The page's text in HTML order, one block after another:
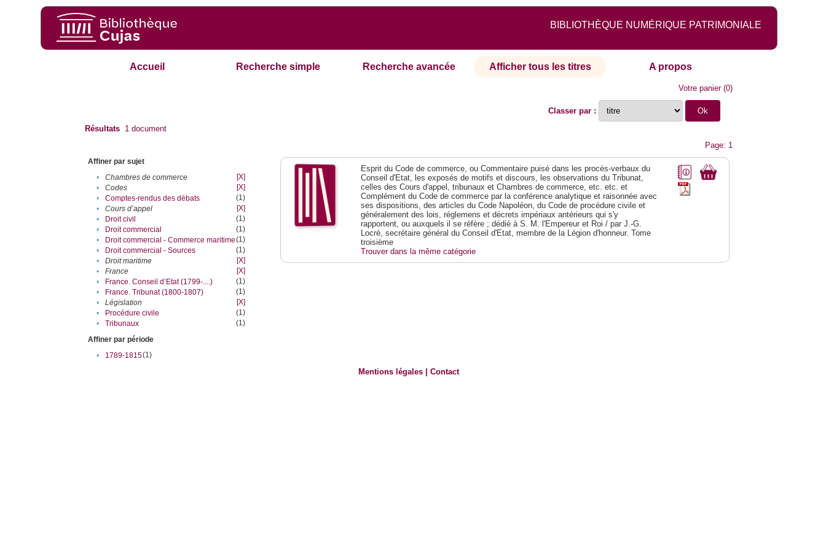
BIBLIOTHÈQUE NUMÉRIQUE PATRIMONIALE
Accueil Recherche simple Recherche avancée Afficher tous les titres A propos
Votre panier(0)
Classer par :
Résultats 1 document
Page: 1
Affiner par sujet
•
Chambres de commerce
[X]
•
Codes
[X]
•
Comptes-rendus des débats
(1)
•
Cours d’appel
[X]
•
Droit civil
(1)
•
Droit commercial
(1)
•
Droit commercial - Commerce maritime(1)
•
Droit commercial - Sources
(1)
•
Droit maritime
[X]
•
France
[X]
•
France. Conseil d’Etat (1799-....)
(1)
•
France. Tribunat (1800-1807)
(1)
•
Législation
[X]
•
Procédure civile
(1)
•
Tribunaux
(1)
Affiner par période
•
1789-1815(1)
Esprit du Code de commerce, ou Commentaire puisé dans les procès-verbaux du
Conseil d'Etat, les exposés de motifs et discours, les observations du Tribunat,
celles des Cours d'appel, tribunaux et Chambres de commerce, etc. etc. et
Complément du Code de commerce par la conférence analytique et raisonnée avec
ses dispositions, des articles du Code Napoléon, du Code de procédure civile et
généralement des lois, réglemens et décrets impériaux antérieurs qui s'y
rapportent, ou auxquels il se réfère ; dédié à S. M. l'Empereur et Roi / par J.-G.
Locré, secrétaire général du Conseil d'Etat, membre de la Légion d'honneur. Tome
troisième
Trouver dans la même catégorie
Mentions légales |Contact